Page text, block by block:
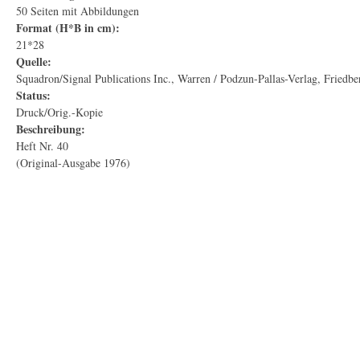
50 Seiten mit Abbildungen
Format (H*B in cm):
21*28
Quelle:
Squadron/Signal Publications Inc., Warren / Podzun-Pallas-Verlag,
Status:
Druck/Orig.-Kopie
Beschreibung:
Heft Nr. 40
(Original-Ausgabe 1976)